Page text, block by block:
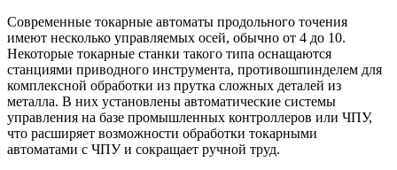
Современные токарные автоматы продольного точения
имеют несколько управляемых осей, обычно от 4 до 10.
Некоторые токарные станки такого типа оснащаются
станциями приводного инструмента, противошпинделем для
комплексной обработки из прутка сложных деталей из
металла. В них установлены автоматические системы
управления на базе промышленных контроллеров или ЧПУ,
что расширяет возможности обработки токарными
автоматами с ЧПУ и сокращает ручной труд.